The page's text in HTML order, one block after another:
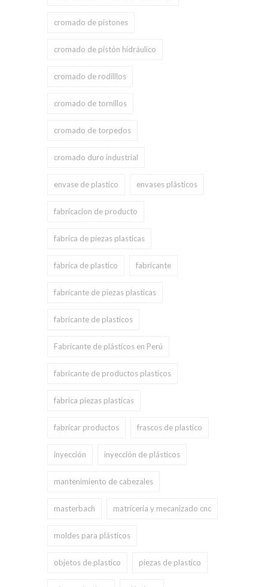
cromado de pistones
cromado de pistón hidráulico
cromado de rodilllos
cromado de tornillos
cromado de torpedos
cromado duro industrial
envase de plastico envases plásticos
fabricacion de producto
fabrica de piezas plasticas
fabrica de plastico fabricante
fabricante de piezas plasticas
fabricante de plasticos
Fabricante de plásticos en Perú
fabricante de productos plasticos
fabrica piezas plasticas
fabricar productos frascos de plastico
inyección inyección de plásticos
mantenimiento de cabezales
masterbach matricería y mecanizado cnc
moldes para plásticos
objetos de plastico piezas de plastico